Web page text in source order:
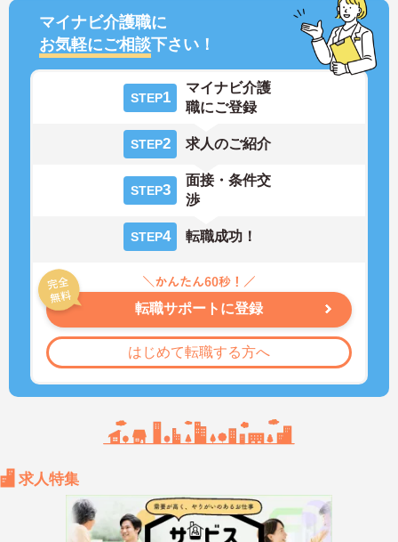
マイナビ介護職に
お気軽にご相談下さい！
STEP1
マイナビ介護
職にご登録
STEP2 求人のご紹介
STEP3
面接・条件交
渉
STEP4 転職成功！
転職サポートに登録
はじめて転職する方へ
求人特集